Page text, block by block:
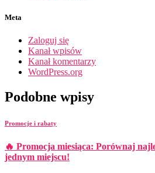
Meta
Zaloguj się
Kanał wpisów
Kanał komentarzy
WordPress.org
Podobne wpisy
Promocje i rabaty
🔥 Promocja miesiąca: Porównaj
jednym miejscu!